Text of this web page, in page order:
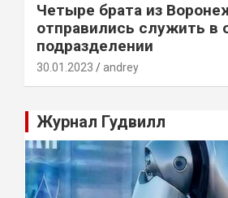
Четыре брата из
отправились служить в
подразделении
30.01.2023 andrey
Журнал Гудвилл